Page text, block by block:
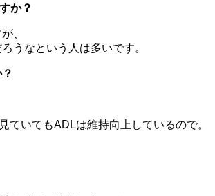
か？
、
うなという人は多いです。
いてもADLは維持向上しているので。